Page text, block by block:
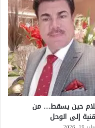
حين يسقط… من
إلى الوحل